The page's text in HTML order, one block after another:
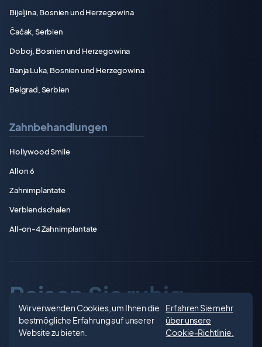
Bijeljina, Bosnien und Herzegowina
Čačak, Serbien
Doboj, Bosnien und Herzegowina
Banja Luka, Bosnien und Herzegowina
Belgrad, Serbien
Zahnbehandlungen
Hollywood Smile
All on 6
Zahnimplantate
Verblendschalen
All-on-4 Zahnimplantate
Reisen Sie ruhig.
Lächeln Sie
Wir verwenden Cookies, um Ihnen die
bestmögliche Erfahrung auf unserer
Website zu bieten.
Erfahren Sie mehr
über unsere
Cookie-Richtlinie.